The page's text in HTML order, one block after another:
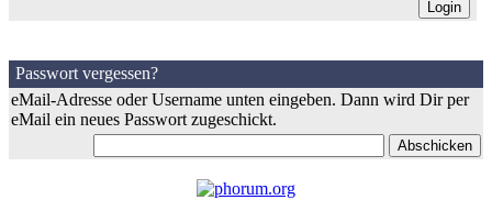
Passwort vergessen?
eMail-Adresse oder Username unten eingeben. Dann wird Dir per
eMail ein neues Passwort zugeschickt.